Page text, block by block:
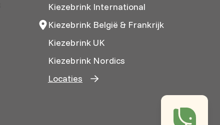
Kiezebrink International
Kiezebrink België & Frankrijk
Kiezebrink UK
Kiezebrink Nordics
Locaties